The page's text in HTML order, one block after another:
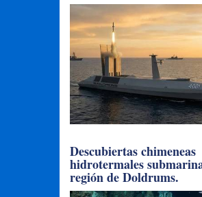
Descubiertas chimeneas
hidrotermales
región de Doldrums.